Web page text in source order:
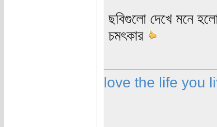
ছবিগুলো দেখে মনে
চমৎকার
love the life you